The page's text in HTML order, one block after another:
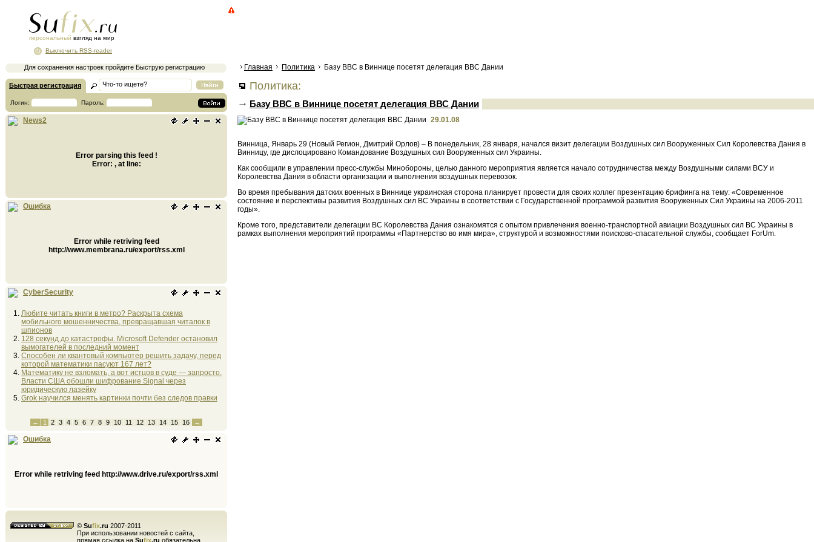
персональный взгляд на мир
Для сохранения настроек пройдите Быструю регистрацию
Выключить RSS-reader
Быстрая регистрация
Логин: Пароль:
News2
Error parsing this feed !
Error: , at line:
Ошибка
Error while retriving feed
http://www.membrana.ru/export/rss.xml
CyberSecurity
Любите читать книги в метро? Раскрыта схема
мобильного мошенничества, превращавшая читалок в
шпионов
128 секунд до катастрофы. Microsoft Defender остановил
вымогателей в последний момент
Способен ли квантовый компьютер решить задачу, перед
которой математики пасуют 167 лет?
Математику не взломать, а вот истцов в суде — запросто.
Власти США обошли шифрование Signal через
юридическую лазейку
Grok научился менять картинки почти без следов правки
← 1 2 3 4 5 6 7 8 9 10 11 12 13 14 15 16 →
Ошибка
Error while retriving feed http://www.drive.ru/export/rss.xml
© Sufix.ru 2007-2011
При использовании новостей с сайта,
прямая ссылка на Sufix.ru обязательна
Главная Политика Базу ВВС в Виннице посетят делегация ВВС Дании
Политика:
Базу ВВС в Виннице посетят делегация ВВС Дании
29.01.08
Винница, Январь 29 (Новый Регион, Дмитрий Орлов) – В понедельник, 28 января, начался визит делегации Воздушных сил Вооруженных Сил Королевства Дания в
Винницу, где дислоцировано Командование Воздушных сил Вооруженных сил Украины.
Как сообщили в управлении пресс-службы Минобороны, целью данного мероприятия является начало сотрудничества между Воздушными силами ВСУ и
Королевства Дания в области организации и выполнения воздушных перевозок.
Во время пребывания датских военных в Виннице украинская сторона планирует провести для своих коллег презентацию брифинга на тему: «Современное
состояние и перспективы развития Воздушных сил ВС Украины в соответствии с Государственной программой развития Вооруженных Сил Украины на 2006-2011
годы».
Кроме того, представители делегации ВС Королевства Дания ознакомятся с опытом привлечения военно-транспортной авиации Воздушных сил ВС Украины в
рамках выполнения мероприятий программы «Партнерство во имя мира», структурой и возможностями поисково-спасательной службы, сообщает ForUm.